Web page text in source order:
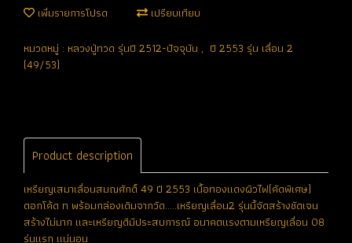
เพิ่มรายการโปรด เปรียบเทียบ
หมวดหมู่ : หลวงปู่ทวด รุ่นปี 2512-ปัจจุบัน , ปี 2553 รุ่น เลื่อน 2
(49/53)
Product description
เหรียญเสมาเลื่อนสมณศักดิ์ 49 ปี 2553 เนื้อทองแดงผิวไฟ(คัดพิเศษ)
ตอกโค้ด ท พร้อมกล่องเดิมจากวัด.....เหรียญเลื่อน2 รุ่นนี้จัดสร้างชัดเจน
สร้างไม่มาก และเหรียญดีมีประสบการณ์ อนาคตแรงตามเหรียญเลื่อน 08
รุ่นแรก แน่นอน